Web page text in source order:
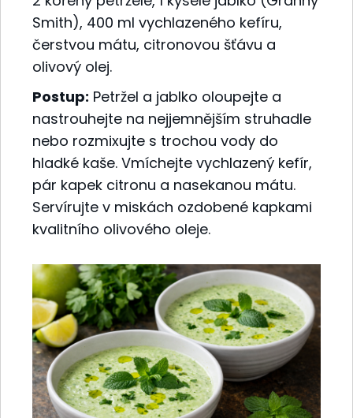
Smith), 400 ml vychlazeného kefíru,
čerstvou mátu, citronovou šťávu a
olivový olej.
Postup: Petržel a jablko oloupejte a
nastrouhejte na nejjemnějším struhadle
nebo rozmixujte s trochou vody do
hladké kaše. Vmíchejte vychlazený kefír,
pár kapek citronu a nasekanou mátu.
Servírujte v miskách ozdobené kapkami
kvalitního olivového oleje.